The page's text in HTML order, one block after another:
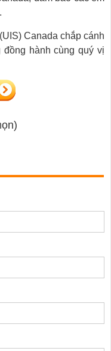
Canada chắp cánh
hành cùng quý vị